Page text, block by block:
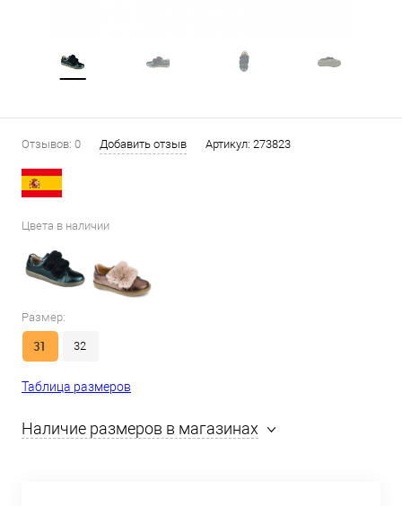
Отзывов: 0 Добавить отзыв Артикул: 273823
Цвета в наличии
Размер:
31 32
Таблица размеров
Наличие размеров в магазинах